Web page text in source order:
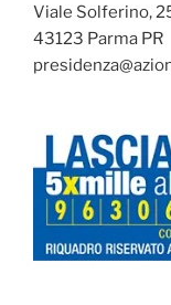
Viale Solferino,
43123 Parma PR